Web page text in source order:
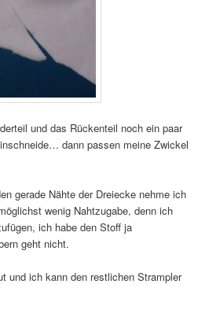
und das Rückenteil noch ein paar
dann passen meine Zwickel
gerade Nähte der Dreiecke nehme ich
wenig Nahtzugabe, denn ich
ich habe den Stoff ja
geht nicht.
und ich kann den restlichen Strampler